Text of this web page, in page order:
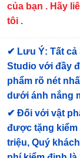
của bạn . Hãy
tôi .
✔ Lưu Ý: Tất
Studio với đầy
phẩm rõ nét
dưới ánh nắng
✔ Đối với vật
được tặng kiểm
triệu, Quý